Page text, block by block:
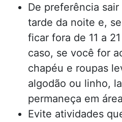
De preferência
tarde da noite e,
ficar fora de 11 a
caso, se você for
chapéu e roupas
algodão ou linho,
permaneça em
Evite atividades